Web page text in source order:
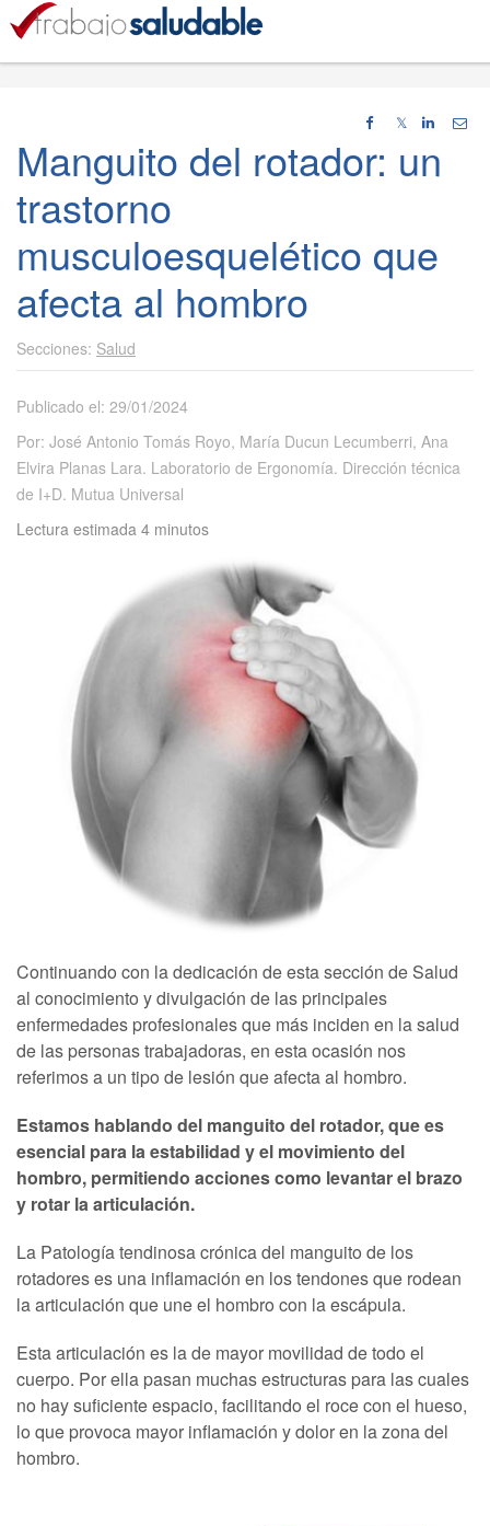
𝕏
Manguito del rotador: un
trastorno
musculoesquelético que
afecta al hombro
Salud
Publicado el: 29/01/2024
Por: José Antonio Tomás Royo, María Ducun Lecumberri, Ana
Elvira Planas Lara. Laboratorio de Ergonomía. Dirección técnica
de I+D. Mutua Universal
Lectura estimada 4 minutos
Continuando con la dedicación de esta sección de Salud
al conocimiento y divulgación de las principales
enfermedades profesionales que más inciden en la salud
de las personas trabajadoras, en esta ocasión nos
referimos a un tipo de lesión que afecta al hombro.
Estamos hablando del manguito del rotador, que es
esencial para la estabilidad y el movimiento del
hombro, permitiendo acciones como levantar el brazo
y rotar la articulación.
La Patología tendinosa crónica del manguito de los
rotadores es una inflamación en los tendones que rodean
la articulación que une el hombro con la escápula.
Esta articulación es la de mayor movilidad de todo el
cuerpo. Por ella pasan muchas estructuras para las cuales
no hay suficiente espacio, facilitando el roce con el hueso,
lo que provoca mayor inflamación y dolor en la zona del
hombro.